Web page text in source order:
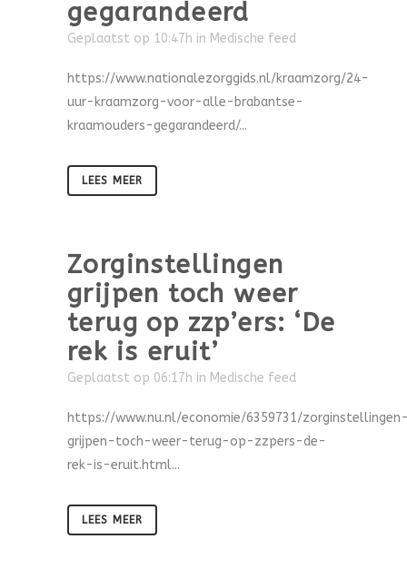
gegarandeerd
Geplaatst op 10:47h in Medische feed
https://www.nationalezorggids.nl/kraamzorg/24-
uur-kraamzorg-voor-alle-brabantse-
kraamouders-gegarandeerd/...
LEES MEER
Zorginstellingen
grijpen toch weer
terug op zzp’ers: ‘De
rek is eruit’
Geplaatst op 06:17h in Medische feed
https://www.nu.nl/economie/6359731/
grijpen-toch-weer-terug-op-zzpers-de-
rek-is-eruit.html...
LEES MEER